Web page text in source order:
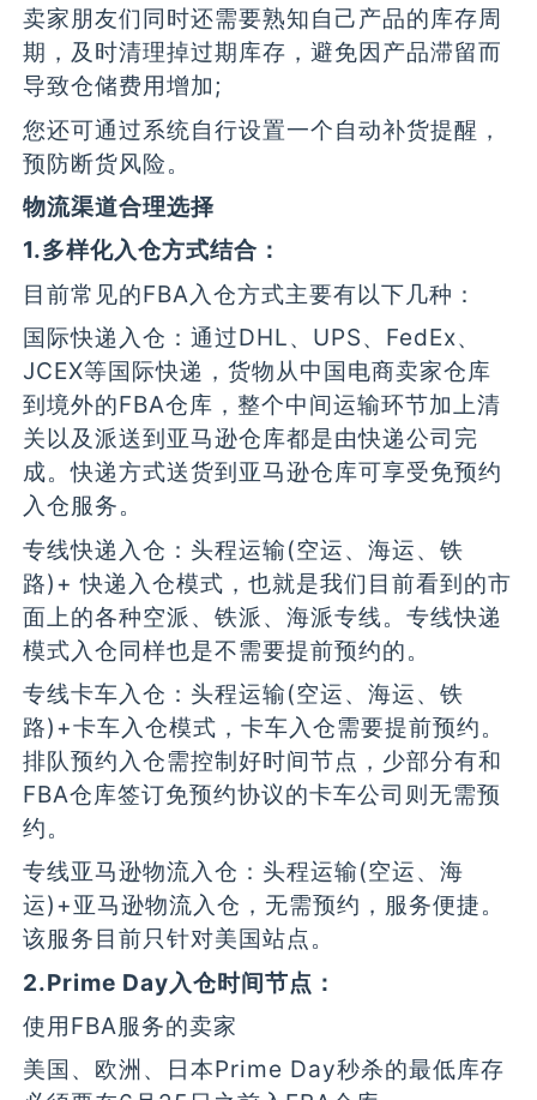
卖家朋友们同时还需要熟知自己产品的库存周
期，及时清理掉过期库存，避免因产品滞留而
导致仓储费用增加;
您还可通过系统自行设置一个自动补货提醒，
预防断货风险。
物流渠道合理选择
1.多样化入仓方式结合：
目前常见的FBA入仓方式主要有以下几种：
国际快递入仓：通过DHL、UPS、FedEx、
JCEX等国际快递，货物从中国电商卖家仓库
到境外的FBA仓库，整个中间运输环节加上清
关以及派送到亚马逊仓库都是由快递公司完
成。快递方式送货到亚马逊仓库可享受免预约
入仓服务。
专线快递入仓：头程运输(空运、海运、铁
路)+ 快递入仓模式，也就是我们目前看到的市
面上的各种空派、铁派、海派专线。专线快递
模式入仓同样也是不需要提前预约的。
专线卡车入仓：头程运输(空运、海运、铁
路)+卡车入仓模式，卡车入仓需要提前预约。
排队预约入仓需控制好时间节点，少部分有和
FBA仓库签订免预约协议的卡车公司则无需预
约。
专线亚马逊物流入仓：头程运输(空运、海
运)+亚马逊物流入仓，无需预约，服务便捷。
该服务目前只针对美国站点。
2.Prime Day入仓时间节点：
使用FBA服务的卖家
美国、欧洲、日本Prime Day秒杀的最低库存